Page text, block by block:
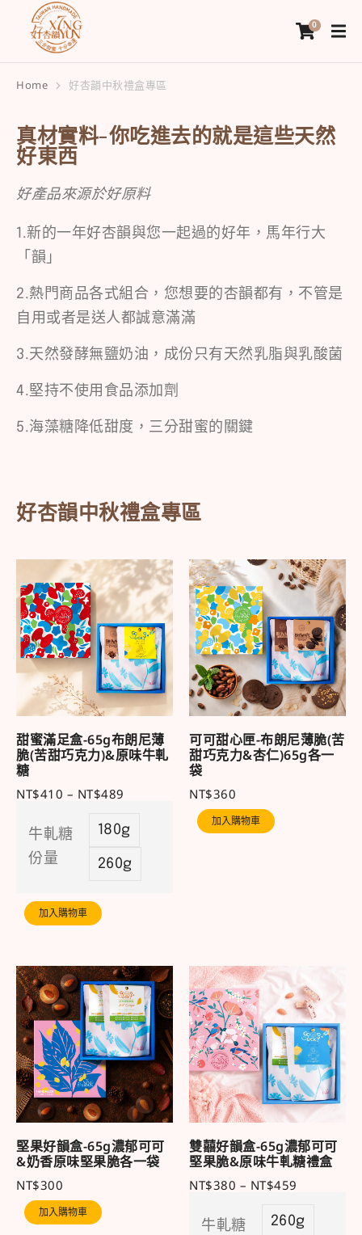
You are here:
Home 好杏韻中秋禮盒專區
真材實料-你吃進去的就是這些天然
好東西
好產品來源於好原料
1.新的一年好杏韻與您一起過的好年，馬年行大
「韻」
2.熱門商品各式組合，您想要的杏韻都有，不管是
自用或者是送人都誠意滿滿
3.天然發酵無鹽奶油，成份只有天然乳脂與乳酸菌
4.堅持不使用食品添加劑
5.海藻糖降低甜度，三分甜蜜的關鍵
好杏韻中秋禮盒專區
牛軋糖
份量
180g
260g
甜蜜滿足盒-65g布朗尼薄
脆(苦甜巧克力)&原味牛軋
糖
NT$410 – NT$489
加入購物車
可可甜心匣-布朗尼薄脆(苦
甜巧克力&杏仁)65g各一
袋
NT$360
加入購物車
堅果好韻盒-65g濃郁可可
&奶香原味堅果脆各一袋
NT$300
加入購物車
牛軋糖
260g
雙囍好韻盒-65g濃郁可可
堅果脆&原味牛軋糖禮盒
NT$380 – NT$459